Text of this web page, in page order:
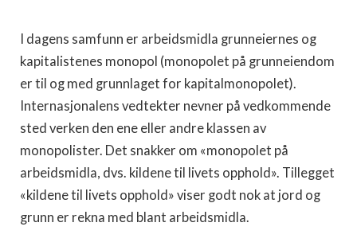
I dagens samfunn er arbeidsmidla grunneiernes og
kapitalistenes monopol (monopolet på grunneiendom
er til og med grunnlaget for kapitalmonopolet).
Internasjonalens vedtekter nevner på vedkommende
sted verken den ene eller andre klassen av
monopolister. Det snakker om «monopolet på
arbeidsmidla, dvs. kildene til livets opphold». Tillegget
«kildene til livets opphold» viser godt nok at jord og
grunn er rekna med blant arbeidsmidla.